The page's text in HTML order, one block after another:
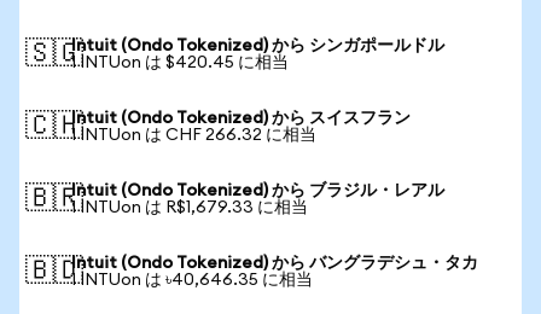
🇸🇬Intuit (Ondo Tokenized) から シンガポールドル
1 INTUon は $420.45 に相当
🇨🇭Intuit (Ondo Tokenized) から スイスフラン
1 INTUon は CHF 266.32 に相当
🇧🇷Intuit (Ondo Tokenized) から ブラジル・レアル
1 INTUon は R$1,679.33 に相当
🇧🇩Intuit (Ondo Tokenized) から バングラデシュ・タカ
1 INTUon は ৳40,646.35 に相当